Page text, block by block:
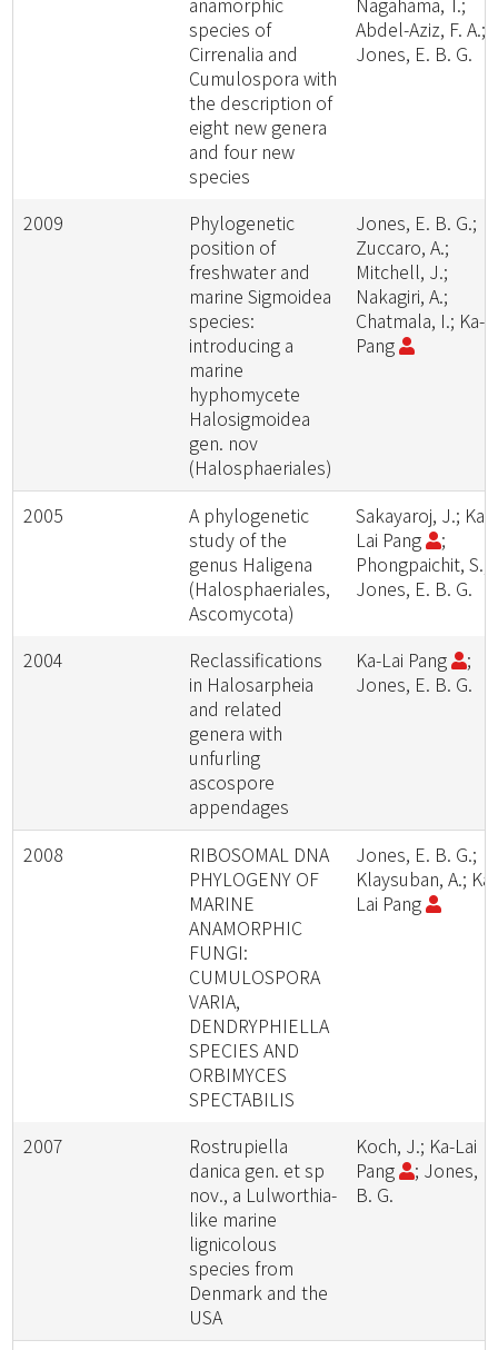
species of
Cirrenalia and
Cumulospora with
the description of
eight new genera
and four new
species
Abdel-Aziz, F. A.;
Jones, E. B. G.
2009
Phylogenetic
position of
freshwater and
marine Sigmoidea
species:
introducing a
marine
hyphomycete
Halosigmoidea
gen. nov
(Halosphaeriales)
Jones, E. B. G.;
Zuccaro, A.;
Mitchell, J.;
Nakagiri, A.;
Chatmala, I.; Ka-
Pang
2005
A phylogenetic
study of the
genus Haligena
(Halosphaeriales,
Ascomycota)
Sakayaroj, J.; Ka-
Lai Pang
;
Phongpaichit, S.;
Jones, E. B. G.
2004
Reclassifications
in Halosarpheia
and related
genera with
unfurling
ascospore
appendages
Ka-Lai Pang
;
Jones, E. B. G.
2008
RIBOSOMAL DNA
PHYLOGENY OF
MARINE
ANAMORPHIC
FUNGI:
CUMULOSPORA
VARIA,
DENDRYPHIELLA
SPECIES AND
ORBIMYCES
SPECTABILIS
Jones, E. B. G.;
Klaysuban, A.; Ka-
Lai Pang
2007
Rostrupiella
danica gen. et sp
nov., a Lulworthia-
like marine
lignicolous
species from
Denmark and the
USA
Koch, J.; Ka-Lai
Pang
; Jones, E.
B. G.